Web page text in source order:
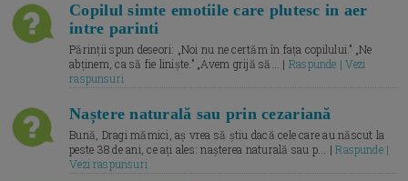
Copilul simte emotiile care plutesc in aer
intre parinti
Părinții spun deseori: „Noi nu ne certăm în fața copilului.” „Ne
abținem, ca să fie liniște.” „Avem grijă să... | Raspunde | Vezi
raspunsuri
Naștere naturală sau prin cezariană
Bună, Dragi mămici, aș vrea să știu dacă cele care au născut la
peste 38 de ani, ce ați ales: nașterea naturală sau p... |Raspunde |
Vezi raspunsuri